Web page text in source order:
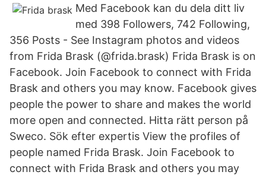
Med Facebook kan du dela ditt liv
med 398 Followers, 742 Following,
356 Posts - See Instagram photos and videos
from Frida Brask (@frida.brask) Frida Brask is on
Facebook. Join Facebook to connect with Frida
Brask and others you may know. Facebook gives
people the power to share and makes the world
more open and connected. Hitta rätt person på
Sweco. Sök efter expertis View the profiles of
people named Frida Brask. Join Facebook to
connect with Frida Brask and others you may